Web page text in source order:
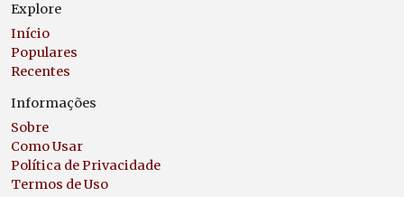
Explore
Início
Populares
Recentes
Informações
Sobre
Como Usar
Política de Privacidade
Termos de Uso